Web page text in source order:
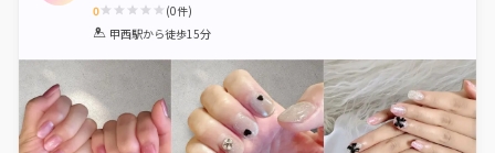
0
1 2 3 4 5
(0件)
甲西駅から徒歩15分